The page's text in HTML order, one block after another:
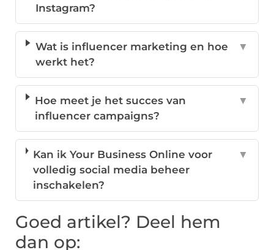
Instagram?
Wat is influencer marketing en hoe
werkt het?
▼
Hoe meet je het succes van
influencer campaigns?
▼
Kan ik Your Business Online voor
volledig social media beheer
inschakelen?
▼
Goed artikel? Deel hem
dan op: